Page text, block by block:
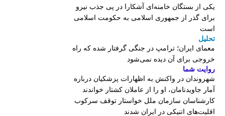
یکی از بستگان خامنه‌ای آشکارا در پی جذب نیرو
برای گذر از جمهوری اسلامی به حکومت اسلامی
است
تحلیل
معمای ایران؛ ترامپ در جنگی گرفتار شده که راه
خروجی برای آن دیده نمی‌شود
روایت شما
شهروندان در واکنش به اظهارات پزشکیان درباره
آمار جاویدنامان، او را از عاملان کشتار خواندند
کارشناسان سازمان ملل خواستار توقف سرکوب
اقلیت‌های اتنیکی در ایران شدند